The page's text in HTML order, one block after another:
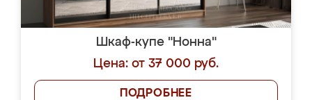
Шкаф-купе "Нонна"
Цена: от 37 000 руб.
ПОДРОБНЕЕ